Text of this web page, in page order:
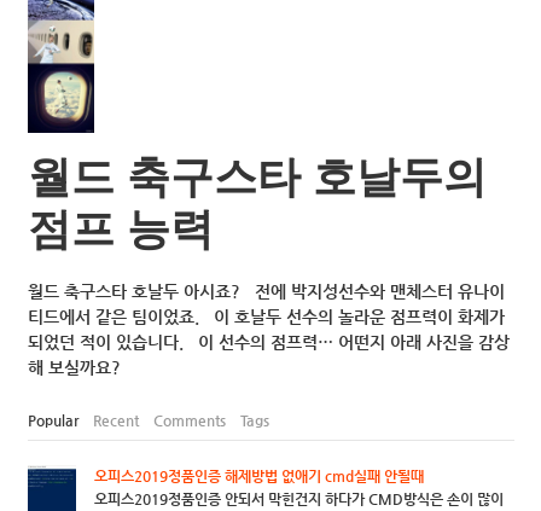
월드 축구스타 호날두의
점프 능력
월드 축구스타 호날두 아시죠? 전에 박지성선수와 맨체스터 유나이
티드에서 같은 팀이었죠. 이 호날두 선수의 놀라운 점프력이 화제가
되었던 적이 있습니다. 이 선수의 점프력… 어떤지 아래 사진을 감상
해 보실까요?
Popular Recent Comments Tags
오피스2019정품인증 해제방법 없애기 cmd실패 안될때
오피스2019정품인증 안되서 막힌건지 하다가 CMD방식은 손이 많이